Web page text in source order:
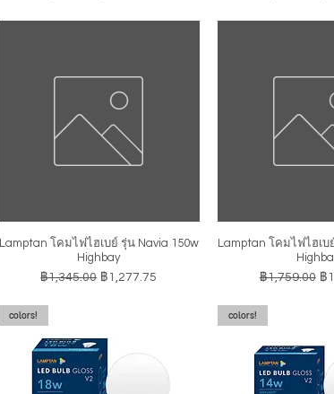
ดูข้อมูลด่วน
Lamptan โคมไฟไฮเบย์ รุ่น Navia 150w
Highbay
ราคาปกติ
฿1,345.00 ราคาขายลด
฿1,277.75
ดูข้อมูล
Lamptan โคมไฟไฮเบ
ราคาปกติ
฿1,759.00 ร
฿
colors! colors!